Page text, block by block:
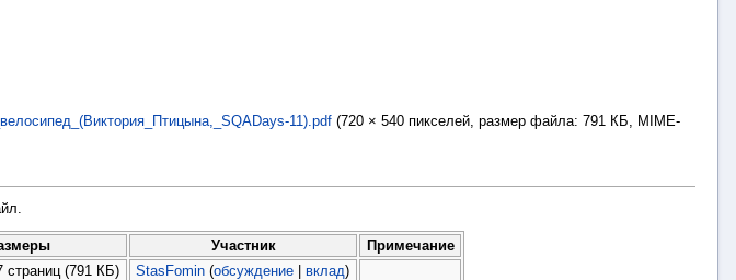
11).pdf (720 × 540 пикселей, размер файла: 791 КБ, MIME-
Участник
Примечание
страниц(791 КБ) StasFomin (обсуждение |вклад)